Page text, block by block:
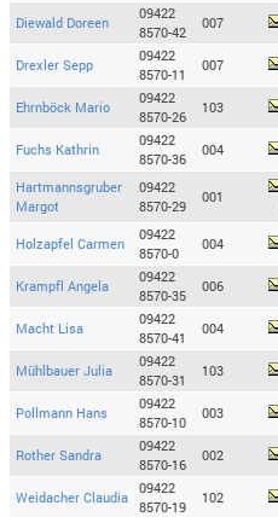
Diewald Doreen
09422
8570-42
007
Drexler Sepp
09422
8570-11
007
Ehrnböck Mario
09422
8570-26
103
Fuchs Kathrin
09422
8570-36
004
Hartmannsgruber
Margot
09422
8570-29
001
Holzapfel Carmen
09422
8570-0
004
Krampfl Angela
09422
8570-35
006
Macht Lisa
09422
8570-41
004
Mühlbauer Julia
09422
8570-31
103
Pollmann Hans
09422
8570-10
003
Rother Sandra
09422
8570-16
002
Weidacher Claudia
09422
8570-19
102